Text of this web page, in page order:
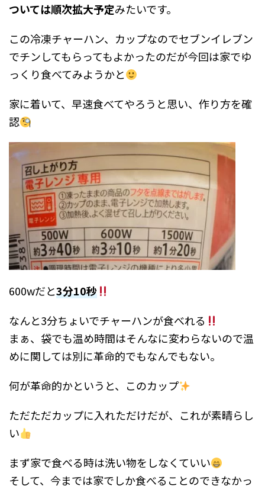
ついては順次拡大予定みたいです。
この冷凍チャーハン、カップなのでセブンイレブン
でチンしてもらってもよかったのだが今回は家でゆ
っくり食べてみようかと
家に着いて、早速食べてやろうと思い、作り方を確
認
600wだと3分10秒
なんと3分ちょいでチャーハンが食べれる
まぁ、袋でも温め時間はそんなに変わらないので温
めに関しては別に革命的でもなんでもない。
何が革命的かというと、このカップ
ただただカップに入れただけだが、これが素晴らし
い
まず家で食べる時は洗い物をしなくていい
そして、今までは家でしか食べることのできなかっ